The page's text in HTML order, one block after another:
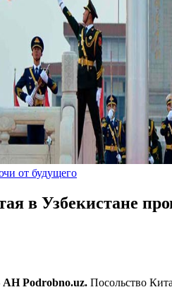
от будущего
в Узбекистане
АН Podrobno.uz. Посольство